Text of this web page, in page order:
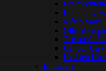
Les
Les rendez
Météo
Offre
Thé ou Café
Un jour Un
Un Lieu Une
Émissions